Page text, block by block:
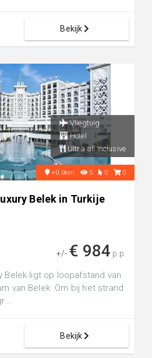
Bekijk
Vliegtuig
Hotel
Ultra all inclusive
+0.0km 5 0 0
Belek in Turkije
+/- € 984 p.p.
Belek ligt op loopafstand van
van Belek. Om bij het strand
Bekijk